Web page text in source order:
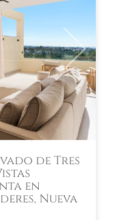
Next
de Tres
en
Nueva